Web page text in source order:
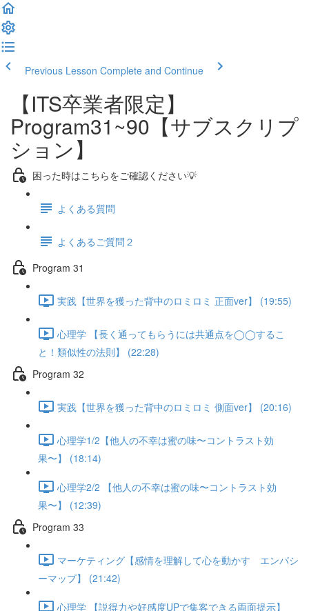
Previous Lesson Complete and Continue
【ITS卒業者限定】
Program31~90【サブスクリプ
ション】
困った時はこちらをご確認ください💡
よくある質問
よくあるご質問２
Program 31
実践【世界を獲った背中のロミロミ 正面ver】 (19:55)
心理学 【長く通ってもらうには共通点を◯◯するこ
と！類似性の法則】 (22:28)
Program 32
実践【世界を獲った背中のロミロミ 側面ver】 (20:16)
心理学1/2【他人の不幸は蜜の味〜コントラスト効
果〜】 (18:14)
心理学2/2 【他人の不幸は蜜の味〜コントラスト効
果〜】 (12:39)
Program 33
マーケティング【感情を理解して心を動かす エンパシ
ーマップ】 (21:42)
心理学 【説得力や好感度UPで集客できる両面提示】